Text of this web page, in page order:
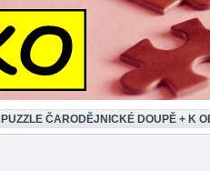
PUZZLE ČARODĚJNICKÉ DOUPĚ + K